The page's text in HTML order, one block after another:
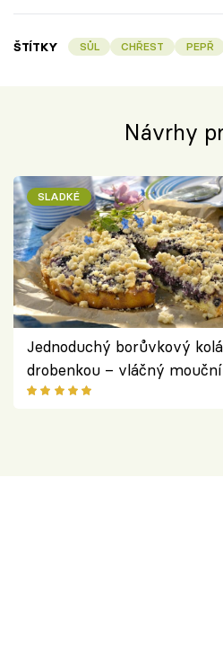
ŠTÍTKY SŮL CHŘEST PEPŘ
Návrhy
SLADKÉ
Jednoduchý borůvkový
drobenkou – vláčný
ovoce